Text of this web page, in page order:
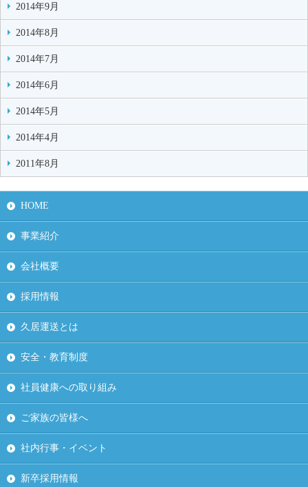
2014年9月
2014年8月
2014年7月
2014年6月
2014年5月
2014年4月
2011年8月
HOME
事業紹介
会社概要
採用情報
久居運送とは
安全・教育制度
社員健康への取り組み
ご家族の皆様へ
社内行事・イベント
新卒採用情報